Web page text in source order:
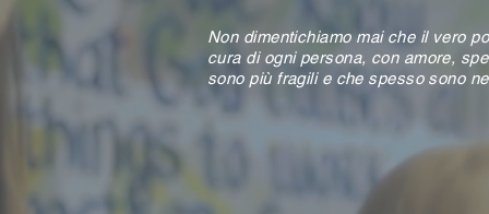
Non dimentichiamo mai che il vero
cura di ogni persona, con amore,
sono più fragili e che spesso sono